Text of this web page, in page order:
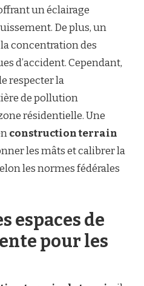
un éclairage
De plus, un
concentration des
d’accident. Cependant,
respecter la
de pollution
résidentielle. Une
construction terrain
les mâts et calibrer la
les normes fédérales
espaces de
pour les